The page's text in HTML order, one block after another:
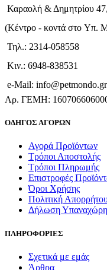
Καραολή & Δημητρίου
(Kέντρο - κοντά στο Yπ.
Τηλ.: 2314-058558
Κιν.: 6948-838531
e-Mail: info@petmondo.gr
Aρ. ΓΕΜΗ:
ΟΔΗΓΟΣ ΑΓΟΡΩΝ
Αγορά Προϊόντων
Τρόποι Αποστολής
Τρόποι Πληρωμής
Επιστροφές
Όροι Χρήσης
Πολιτική
Δήλωση
ΠΛΗΡΟΦΟΡΙΕΣ
Σχετικά με εμάς
Άρθρα